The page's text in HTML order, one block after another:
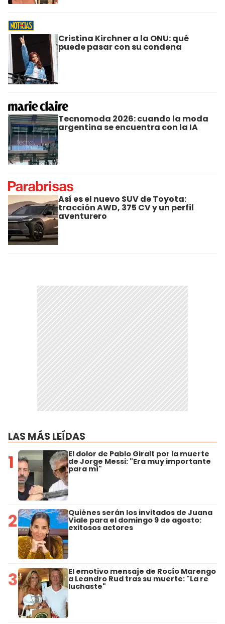
Cristina Kirchner a la ONU: qué
puede pasar con su condena
Tecnomoda 2026: cuando la moda
argentina se encuentra con la IA
Así es el nuevo SUV de Toyota:
tracción AWD, 375 CV y un perfil
aventurero
LAS MÁS LEÍDAS
1 El dolor de Pablo Giralt por la muerte
de Jorge Messi: "Era muy importante
para mí"
2 Quiénes serán los invitados de Juana
Viale para el domingo 9 de agosto:
exitosos actores
3 El emotivo mensaje de Rocío Marengo
a Leandro Rud tras su muerte: "La re
luchaste"